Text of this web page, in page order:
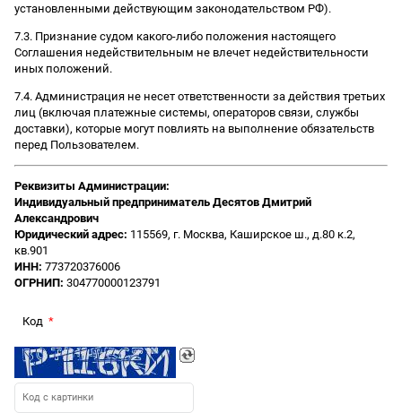
установленными действующим законодательством РФ).
7.3. Признание судом какого-либо положения настоящего
Соглашения недействительным не влечет недействительности
иных положений.
7.4. Администрация не несет ответственности за действия третьих
лиц (включая платежные системы, операторов связи, службы
доставки), которые могут повлиять на выполнение обязательств
перед Пользователем.
Реквизиты Администрации:
Индивидуальный предприниматель Десятов Дмитрий
Александрович
Юридический адрес: 115569, г. Москва, Каширское ш., д.80 к.2,
кв.901
ИНН: 773720376006
ОГРНИП: 304770000123791
Код